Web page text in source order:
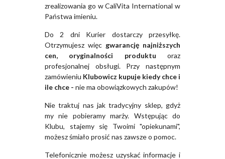
zrealizowania go w CaliVita International w
Państwa imieniu.
Do 2 dni Kurier dostarczy przesyłkę.
Otrzymujesz więc gwarancję najniższych
cen, oryginalności produktu oraz
profesjonalnej obsługi. Przy następnym
zamówieniu Klubowicz kupuje kiedy chce i
ile chce - nie ma obowiązkowych zakupów!
Nie traktuj nas jak tradycyjny sklep, gdyż
my nie pobieramy marży. Wstępując do
Klubu, stajemy się Twoimi "opiekunami",
możesz śmiało prosić nas zawsze o pomoc.
Telefonicznie możesz uzyskać informacje i